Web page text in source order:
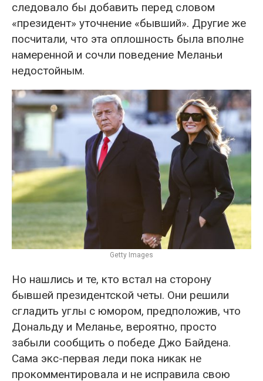
следовало бы добавить перед словом
«президент» уточнение «бывший». Другие же
посчитали, что эта оплошность была вполне
намеренной и сочли поведение Меланьи
недостойным.
Getty Images
Но нашлись и те, кто встал на сторону
бывшей президентской четы. Они решили
сгладить углы с юмором, предположив, что
Дональду и Меланье, вероятно, просто
забыли сообщить о победе Джо Байдена.
Сама экс-первая леди пока никак не
прокомментировала и не исправила свою